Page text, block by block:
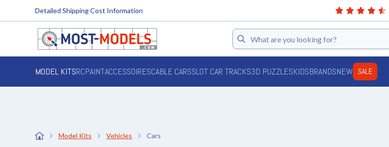
Detailed Shipping Cost Information
Search
MODEL KITSRCPAINTACCESSOIRESCABLE CARSSLOT CAR TRACKS3D PUZZLESKIDSBRANDSNEW SALE
Model Kits Vehicles Cars